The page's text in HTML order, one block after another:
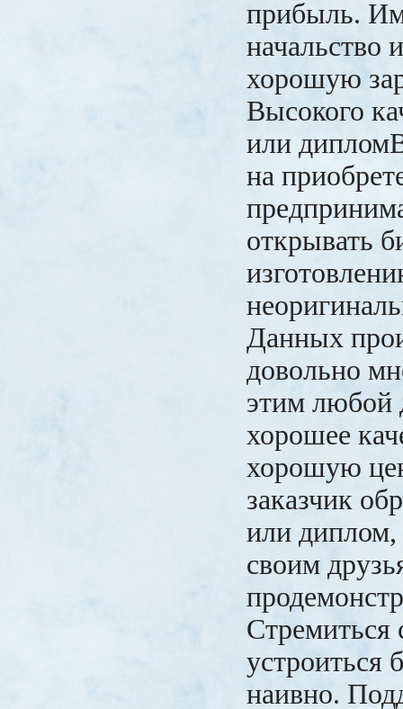
прибыль.
начальство
хорошую
Высокого
или
на
открывать
Данных
довольно
этим любой
хорошее
хорошую
заказчик
или диплом,
своим
Стремиться
устроиться
наивно.